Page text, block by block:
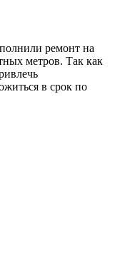
ремонт на
метров. Так как
в срок по